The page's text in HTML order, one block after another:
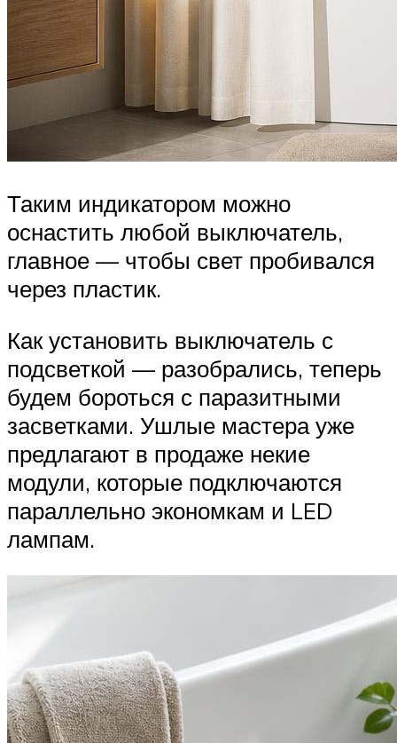
Таким индикатором можно
оснастить любой выключатель,
главное — чтобы свет пробивался
через пластик.
Как установить выключатель с
подсветкой — разобрались, теперь
будем бороться с паразитными
засветками. Ушлые мастера уже
предлагают в продаже некие
модули, которые подключаются
параллельно экономкам и LED
лампам.